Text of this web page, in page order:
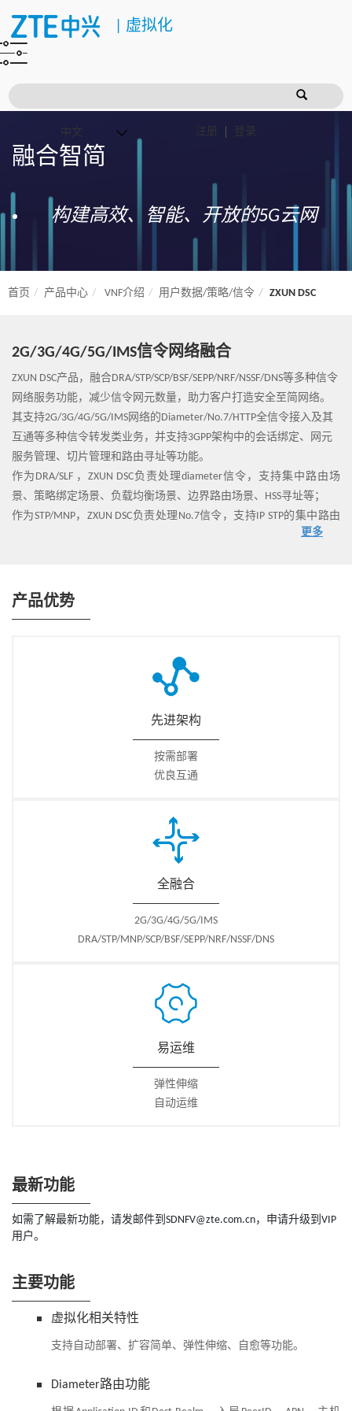
虚拟化
注册 登录
融合智简
构建高效、智能、开放的5G云网
首页 产品中心 VNF介绍 用户数据/策略/信令 ZXUN DSC
2G/3G/4G/5G/IMS信令网络融合
ZXUN DSC产品，融合DRA/STP/SCP/BSF/SEPP/NRF/NSSF/DNS等多种信令
网络服务功能，减少信令网元数量，助力客户打造安全至简网络。
其支持2G/3G/4G/5G/IMS网络的Diameter/No.7/HTTP全信令接入及其
互通等多种信令转发类业务，并支持3GPP架构中的会话绑定、网元
服务管理、切片管理和路由寻址等功能。
作为DRA/SLF ，ZXUN DSC负责处理diameter信令，支持集中路由场
景、策略绑定场景、负载均衡场景、边界路由场景、HSS寻址等；
作为STP/MNP，ZXUN DSC负责处理No.7信令，支持IP STP的集中路由
作为BSF，ZXUN DSC支持5GC策略会话绑定场景，将同一个用户的多
蔽、拓扑隐藏等功能，提高网络安全性；
作为NRF，ZXUN DSC支持网元服务化管理、网元及网元服务发现、NF
OAuth等相关功能，助力5GC NF和服务实现即插即用；
作为NSSF，ZXUN DSC支持网络切片选择、NSSAI可用性等相关功能，
作为DNS， ZXUN DSC支持A、AAAA、SRV、NAPTR等多种DNS查询类
型以及递归迭代等多种DNS查询模式，实现网元域名解析寻址。
更多
产品优势
先进架构
按需部署
优良互通
全融合
2G/3G/4G/5G/IMS
DRA/STP/MNP/SCP/BSF/SEPP/NRF/NSSF/DNS
易运维
弹性伸缩
自动运维
最新功能
如需了解最新功能，请发邮件到SDNFV@zte.com.cn，申请升级到VIP
用户。
主要功能
虚拟化相关特性
支持自动部署、扩容简单、弹性伸缩、自愈等功能。
Diameter路由功能